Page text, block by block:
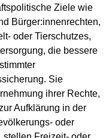
Ziele wie
Bürger:innenrechten,
oder Tierschutzes,
die bessere
Sie
ihrer Rechte,
Aufklärung in der
oder